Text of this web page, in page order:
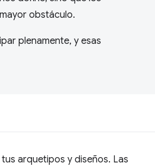
obstáculo.
plenamente, y esas
arquetipos y diseños. Las